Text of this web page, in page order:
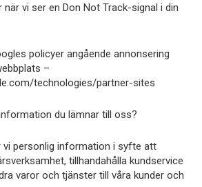
vi ser en Don Not Track-signal i din
policyer angående annonsering
–
technologies/partner-sites
du lämnar till oss?
vi personlig information i syfte att
tillhandahålla kundservice
varor och tjänster till våra kunder och